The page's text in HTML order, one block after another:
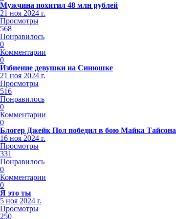
Мужчина похитил 48 млн рублей
21 ноя 2024 г.
Просмотры
568
Понравилось
0
Комментарии
0
Избиение девушки на Синюшке
21 ноя 2024 г.
Просмотры
516
Понравилось
0
Комментарии
0
Блогер Джейк Пол победил в бою Майка Тайсона
16 ноя 2024 г.
Просмотры
331
Понравилось
0
Комментарии
0
Я это ты
5 ноя 2024 г.
Просмотры
250